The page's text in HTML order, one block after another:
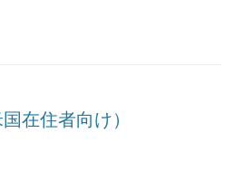
在住者向け）